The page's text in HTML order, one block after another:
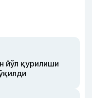
йўл қурилиши